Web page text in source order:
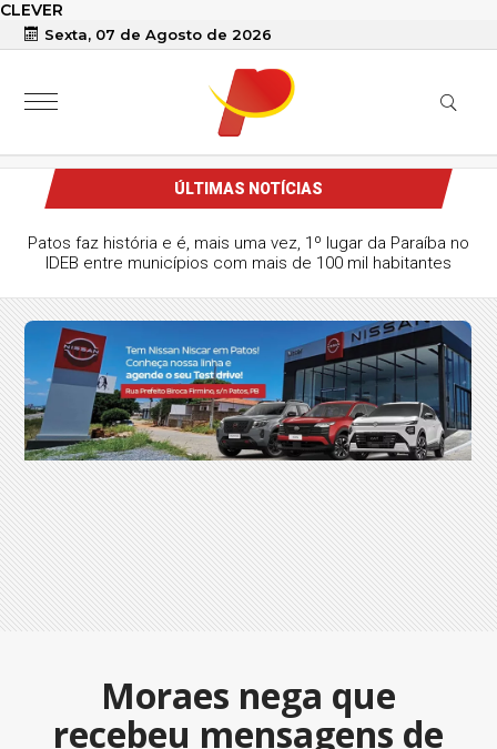
CLEVER
Sexta, 07 de Agosto de 2026
ÚLTIMAS NOTÍCIAS
Patos faz história e é, mais uma vez, 1º lugar da Paraíba no
IDEB entre municípios com mais de 100 mil habitantes
Moraes nega que
recebeu mensagens de